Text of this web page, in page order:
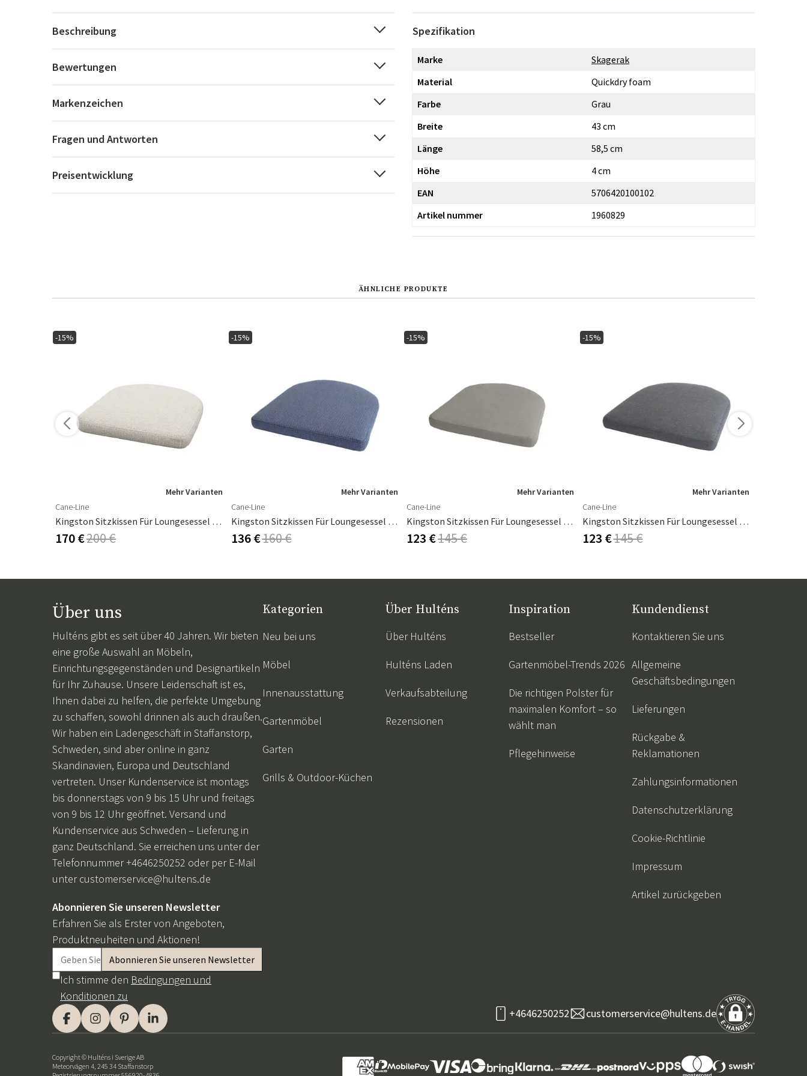
Beschreibung
Bewertungen
Markenzeichen
Fragen und Antworten
Preisentwicklung
Spezifikation
Marke
Skagerak
Material
Quickdry foam
Farbe
Grau
Breite
43 cm
Länge
58,5 cm
Höhe
4 cm
EAN
5706420100102
Artikel nummer
1960829
ÄHNLICHE PRODUKTE
-15%
Mehr Varianten
Cane-Line
Kingston Sitzkissen Für Loungesessel Desert Sand Rise
170 €200 €
-15%
Mehr Varianten
Cane-Line
Kingston Sitzkissen Für Loungesessel Blue Link
136 €160 €
-15%
Mehr Varianten
Cane-Line
Kingston Sitzkissen Für Loungesessel Taupe Natté
123 €145 €
-15%
Mehr Varianten
Cane-Line
Kingston Sitzkissen Für Loungesessel Black Natté
123 €145 €
Über uns
Hulténs gibt es seit über 40 Jahren. Wir bieten
eine große Auswahl an Möbeln,
Einrichtungsgegenständen und Designartikeln
für Ihr Zuhause. Unsere Leidenschaft ist es,
Ihnen dabei zu helfen, die perfekte Umgebung
zu schaffen, sowohl drinnen als auch draußen.
Wir haben ein Ladengeschäft in Staffanstorp,
Schweden, sind aber online in ganz
Skandinavien, Europa und Deutschland
vertreten. Unser Kundenservice ist montags
bis donnerstags von 9 bis 15 Uhr und freitags
von 9 bis 12 Uhr geöffnet. Versand und
Kundenservice aus Schweden – Lieferung in
ganz Deutschland. Sie erreichen uns unter der
Telefonnummer +4646250252 oder per E-Mail
untercustomerservice@hultens.de
Abonnieren Sie unseren Newsletter
Erfahren Sie als Erster von Angeboten,
Produktneuheiten und Aktionen!
Ich stimme den Bedingungen und
Konditionen zu
Kategorien
Neu bei uns
Möbel
Innenausstattung
Gartenmöbel
Garten
Grills & Outdoor-Küchen
Über Hulténs
Über Hulténs
Hulténs Laden
Verkaufsabteilung
Rezensionen
Inspiration
Bestseller
Gartenmöbel-Trends 2026
Die richtigen Polster für
maximalen Komfort – so
wählt man
Pflegehinweise
Kundendienst
Kontaktieren Sie uns
Allgemeine
Geschäftsbedingungen
Lieferungen
Rückgabe &
Reklamationen
Zahlungsinformationen
Datenschutzerklärung
Cookie-Richtlinie
Impressum
Artikel zurückgeben
+4646250252 customerservice@hultens.de
Copyright © Hulténs i Sverige AB
Meteorvägen 4, 245 34 Staffanstorp